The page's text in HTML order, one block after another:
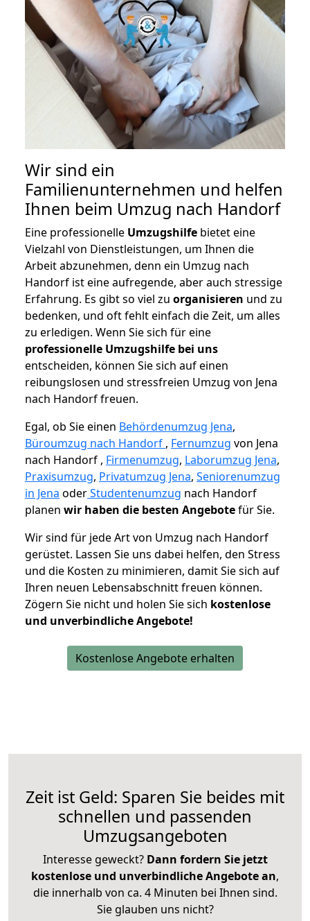
Wir sind ein
Familienunternehmen und helfen
Ihnen beim Umzug nach Handorf
Eine professionelle Umzugshilfe bietet eine
Vielzahl von Dienstleistungen, um Ihnen die
Arbeit abzunehmen, denn ein Umzug nach
Handorf ist eine aufregende, aber auch stressige
Erfahrung. Es gibt so viel zu organisieren und zu
bedenken, und oft fehlt einfach die Zeit, um alles
zu erledigen. Wenn Sie sich für eine
professionelle Umzugshilfe bei uns
entscheiden, können Sie sich auf einen
reibungslosen und stressfreien Umzug von Jena
nach Handorf freuen.
Egal, ob Sie einen Behördenumzug Jena,
Büroumzug nach Handorf , Fernumzug von Jena
nach Handorf , Firmenumzug, Laborumzug Jena,
Praxisumzug, Privatumzug Jena, Seniorenumzug
in Jena oderStudentenumzug nach Handorf
planen wir haben die besten Angebotefür Sie.
Wir sind für jede Art von Umzug nach Handorf
gerüstet. Lassen Sie uns dabei helfen, den Stress
und die Kosten zu minimieren, damit Sie sich auf
Ihren neuen Lebensabschnitt freuen können.
Zögern Sie nicht und holen Sie sich kostenlose
und unverbindliche Angebote!
Kostenlose Angebote erhalten
Zeit ist Geld: Sparen Sie beides mit
schnellen und passenden
Umzugsangeboten
Interesse geweckt? Dann fordern Sie jetzt
kostenlose und unverbindliche Angebote an,
die innerhalb von ca. 4 Minuten bei Ihnen sind.
Sie glauben uns nicht?